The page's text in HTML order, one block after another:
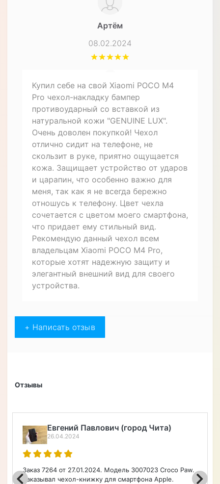
Артём
08.02.2024
Купил себе на свой Xiaomi POCO M4
Pro чехол-накладку бампер
противоударный со вставкой из
натуральной кожи "GENUINE LUX".
Очень доволен покупкой! Чехол
отлично сидит на телефоне, не
скользит в руке, приятно ощущается
кожа. Защищает устройство от ударов
и царапин, что особенно важно для
меня, так как я не всегда бережно
отношусь к телефону. Цвет чехла
сочетается с цветом моего смартфона,
что придает ему стильный вид.
Рекомендую данный чехол всем
владельцам Xiaomi POCO M4 Pro,
которые хотят надежную защиту и
элегантный внешний вид для своего
устройства.
+ Написать отзыв
Отзывы
Евгений Павлович (город Чита)
26.04.2024
Заказ 7264 от 27.01.2024. Модель 3007023 Croco Paw.
Заказывал чехол-книжку для смартфона Apple.